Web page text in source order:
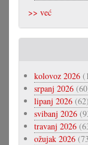
>> već
kolovoz 2026
srpanj 2026
lipanj 2026 (62)
svibanj 2026
travanj 2026
ožujak 2026